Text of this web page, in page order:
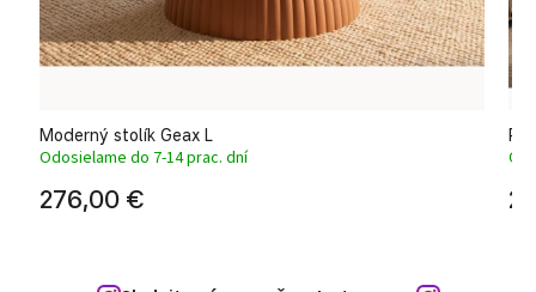
Moderný stolík Geax L
Odosielame do 7-14 prac. dní
276,00 €